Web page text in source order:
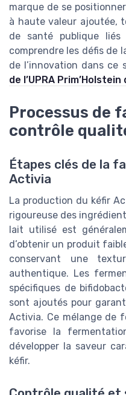
marque de se
à haute valeur ajoutée,
de santé publique
comprendre les défis de
de l’innovation dans ce
de l’UPRA
Processus de
contrôle
Étapes clés de la
Activia
La production du kéfir
rigoureuse des
lait utilisé est
d’obtenir un produit
conservant une
authentique. Les
spécifiques de
sont ajoutés pour
Activia. Ce mélange de
favorise la
développer la saveur
kéfir.